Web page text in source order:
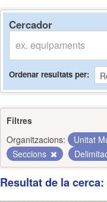
Cercador
Ordenar resultats per
Filtres
Organitzacions:
Unitat
Seccions
Resultat de la